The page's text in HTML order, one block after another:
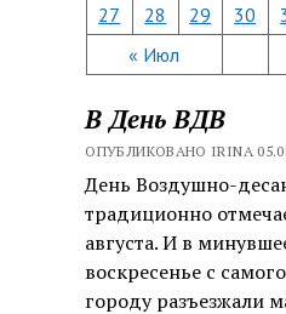
« Июл
27
28 29 30
В День ВДВ
ОПУБЛИКОВАНО IRINA
День Воздушно-
традиционно
августа. И в
воскресенье с
городу разъезжали